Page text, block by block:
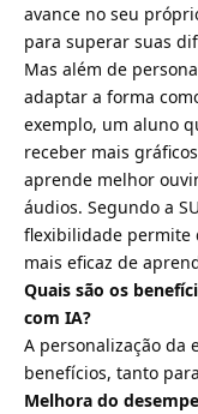
avance no seu
para superar suas
Mas além de
adaptar a forma
exemplo, um aluno
receber mais
aprende melhor
áudios. Segundo a
flexibilidade permite
mais eficaz de
Quais são os
com IA?
A personalização da
benefícios, tanto
Melhora do